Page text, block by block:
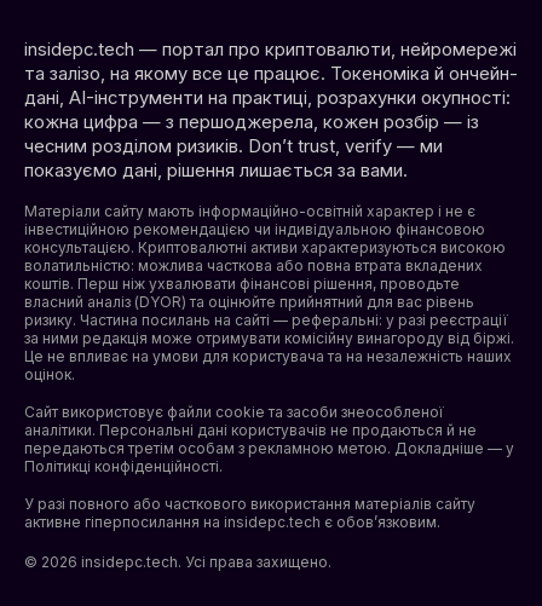
insidepc.tech — портал про криптовалюти, нейромережі
та залізо, на якому все це працює. Токеноміка й ончейн-
дані, AI-інструменти на практиці, розрахунки окупності:
кожна цифра — з першоджерела, кожен розбір — із
чесним розділом ризиків. Don’t trust, verify — ми
показуємо дані, рішення лишається за вами.
Матеріали сайту мають інформаційно-освітній характер і не є
інвестиційною рекомендацією чи індивідуальною фінансовою
консультацією. Криптовалютні активи характеризуються високою
волатильністю: можлива часткова або повна втрата вкладених
коштів. Перш ніж ухвалювати фінансові рішення, проводьте
власний аналіз (DYOR) та оцінюйте прийнятний для вас рівень
ризику. Частина посилань на сайті — реферальні: у разі реєстрації
за ними редакція може отримувати комісійну винагороду від біржі.
Це не впливає на умови для користувача та на незалежність наших
оцінок.
Сайт використовує файли cookie та засоби знеособленої
аналітики. Персональні дані користувачів не продаються й не
передаються третім особам з рекламною метою. Докладніше — у
Політикці конфіденційності.
У разі повного або часткового використання матеріалів сайту
активне гіперпосилання на insidepc.tech є обов’язковим.
© 2026 insidepc.tech. Усі права захищено.